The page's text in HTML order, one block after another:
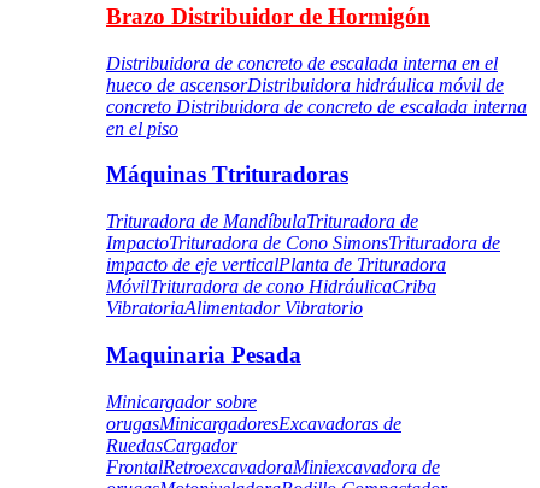
Brazo Distribuidor de Hormigón
Distribuidora de concreto de escalada interna en el
hueco de ascensorDistribuidora hidráulica móvil de
concreto Distribuidora de concreto de escalada interna
en el piso
Máquinas Ttrituradoras
Trituradora de MandíbulaTrituradora de
ImpactoTrituradora de Cono SimonsTrituradora de
impacto de eje verticalPlanta de Trituradora
MóvilTrituradora de cono HidráulicaCriba
VibratoriaAlimentador Vibratorio
Maquinaria Pesada
Minicargador sobre
orugasMinicargadoresExcavadoras de
RuedasCargador
FrontalRetroexcavadoraMiniexcavadora de